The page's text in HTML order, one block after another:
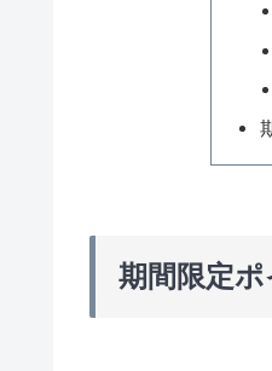
期間限定